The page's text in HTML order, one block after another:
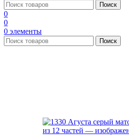
Поиск
0
0
0 элементы
Поиск